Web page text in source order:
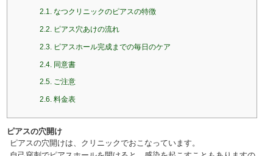
2.1.なつクリニックのピアスの特徴
2.2.ピアス穴あけの流れ
2.3.ピアスホール完成までの毎日のケア
2.4. 同意書
2.5.ご注意
2.6.料金表
ピアスの穴開け
ピアスの穴開けは、クリニックでおこなっています。